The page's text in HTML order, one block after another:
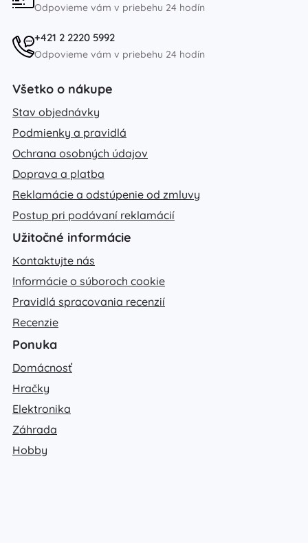
Odpovieme vám v priebehu 24 hodín
+421 2 2220 5992
Odpovieme vám v priebehu 24 hodín
Všetko o nákupe
Stav objednávky
Podmienky a pravidlá
Ochrana osobných údajov
Doprava a platba
Reklamácie a odstúpenie od zmluvy
Postup pri podávaní reklamácií
Užitočné informácie
Kontaktujte nás
Informácie o súboroch cookie
Pravidlá spracovania recenzií
Recenzie
Ponuka
Domácnosť
Hračky
Elektronika
Záhrada
Hobby